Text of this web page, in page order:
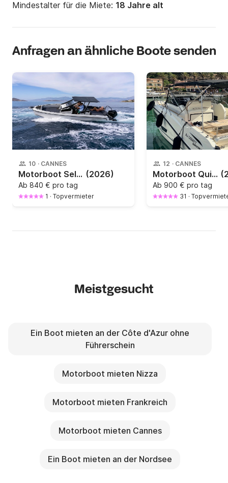
Mindestalter für die Miete: 18 Jahre alt
Anfragen an ähnliche Boote senden
10 · CANNES
Motorboot Selva Marine PROTAGON 25 SPACE 250PS (2026)
Ab 840 € pro tag
1 · Topvermieter
12 · CANNES
Motorboot Quicksilver Sundeck 875 450PS
Ab 900 € pro tag
31 ·
Meistgesucht
Ein Boot mieten an der Côte d'Azur ohne
Führerschein
Motorboot mieten Nizza
Motorboot mieten Frankreich
Motorboot mieten Cannes
Ein Boot mieten an der Nordsee